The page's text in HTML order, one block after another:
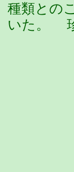
種類との
いた。